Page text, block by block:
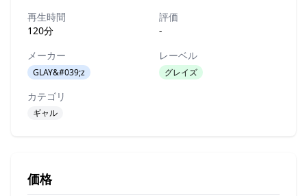
再生時間
120分
評価
-
メーカー
GLAY&#039;z
レーベル
グレイズ
カテゴリ
ギャル
価格